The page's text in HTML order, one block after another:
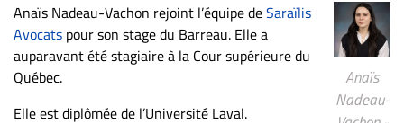
Anaïs
Nadeau-
Anaïs Nadeau-Vachon rejoint l’équipe deSaraïlis
Avocats pour son stage du Barreau. Elle a
auparavant été stagiaire à la Cour supérieure du
Québec.
Elle est diplômée de l’Université Laval.